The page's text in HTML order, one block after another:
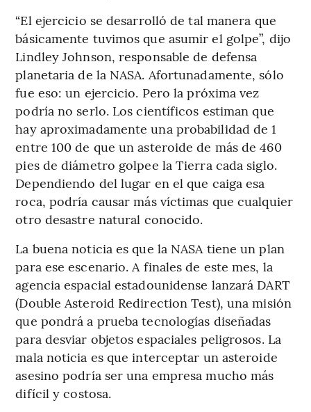
“El ejercicio se desarrolló de tal manera que
básicamente tuvimos que asumir el golpe”, dijo
Lindley Johnson, responsable de defensa
planetaria de la NASA. Afortunadamente, sólo
fue eso: un ejercicio. Pero la próxima vez
podría no serlo. Los científicos estiman que
hay aproximadamente una probabilidad de 1
entre 100 de que un asteroide de más de 460
pies de diámetro golpee la Tierra cada siglo.
Dependiendo del lugar en el que caiga esa
roca, podría causar más víctimas que cualquier
otro desastre natural conocido.
La buena noticia es que la NASA tiene un plan
para ese escenario. A finales de este mes, la
agencia espacial estadounidense lanzará DART
(Double Asteroid Redirection Test), una misión
que pondrá a prueba tecnologías diseñadas
para desviar objetos espaciales peligrosos. La
mala noticia es que interceptar un asteroide
asesino podría ser una empresa mucho más
difícil y costosa.